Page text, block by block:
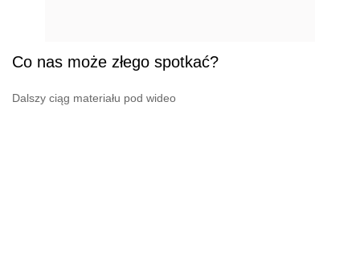
Co nas może złego spotkać?
Dalszy ciąg materiału pod wideo